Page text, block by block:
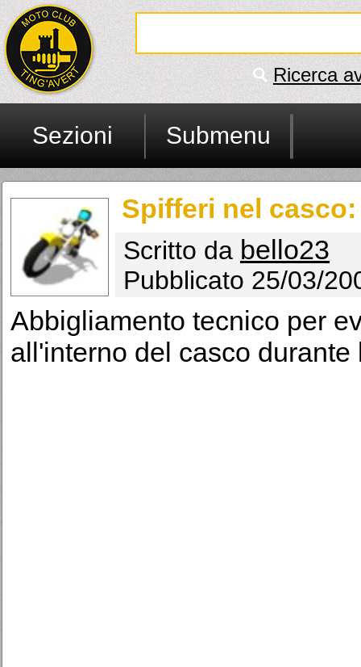
Ricerca
Sezioni Submenu
Spifferi nel
Scritto da bello23
Pubblicato 25/03/
Abbigliamento tecnico per
all'interno del casco durante